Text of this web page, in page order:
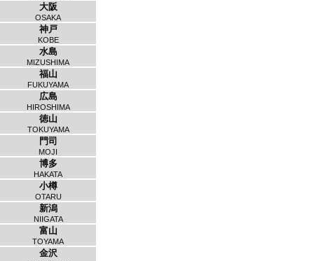
大阪
OSAKA
神戸
KOBE
水島
MIZUSHIMA
福山
FUKUYAMA
広島
HIROSHIMA
徳山
TOKUYAMA
門司
MOJI
博多
HAKATA
小樽
OTARU
新潟
NIIGATA
富山
TOYAMA
金沢